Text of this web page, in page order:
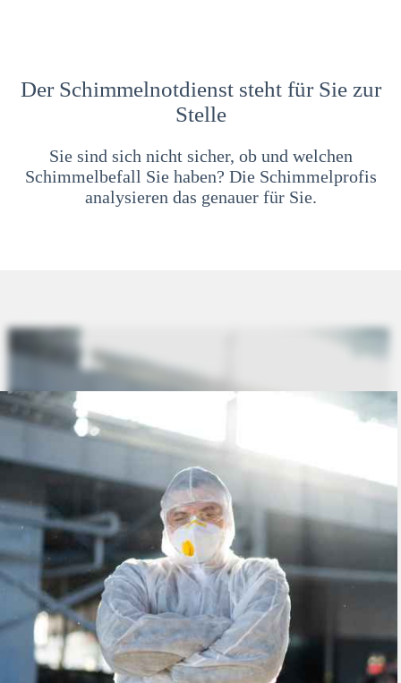
Der Schimmelnotdienst steht für Sie zur
Stelle
Sie sind sich nicht sicher, ob und welchen
Schimmelbefall Sie haben? Die Schimmelprofis
analysieren das genauer für Sie.